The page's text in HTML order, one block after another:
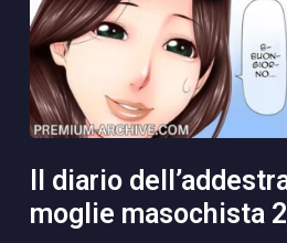
moglie masochista 2